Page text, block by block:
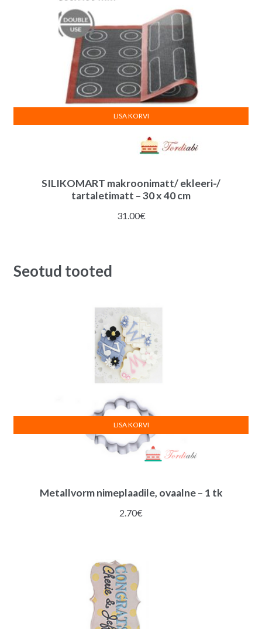
SILIKOMART makroonimatt/ ekleeri-/
tartaletimatt – 30 x 40 cm
31.00€
LISA KORVI
Seotud tooted
Metallvorm nimeplaadile, ovaalne – 1 tk
2.70€
LISA KORVI